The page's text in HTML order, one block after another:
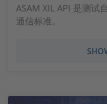
ASAM XIL API 是测试
通信标准。